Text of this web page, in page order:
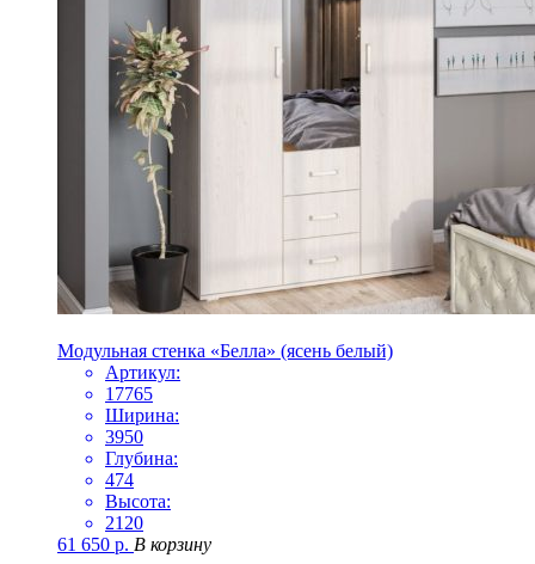
Модульная стенка «Белла» (ясень белый)
Артикул:
17765
Ширина:
3950
Глубина:
474
Высота:
2120
61 650 р. В корзину